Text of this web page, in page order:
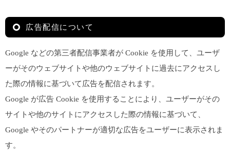
広告配信について
Google などの第三者配信事業者が Cookie を使用して、ユーザ
ーがそのウェブサイトや他のウェブサイトに過去にアクセスし
た際の情報に基づいて広告を配信されます。
Google が広告 Cookie を使用することにより、ユーザーがその
サイトや他のサイトにアクセスした際の情報に基づいて、
Google やそのパートナーが適切な広告をユーザーに表示されま
す。